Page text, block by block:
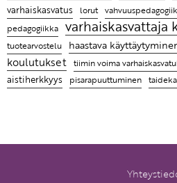
Ammattikirjat auttavat
käyttäytyy tietyllä tavalla ja
kohdata hänet
varhaiskasvatus
lorut
pedagogiikka varhaiskasvattaja
tuotearvostelu haastava
koulutukset tiimin voima
aistiherkkyys pisarapuuttuminen